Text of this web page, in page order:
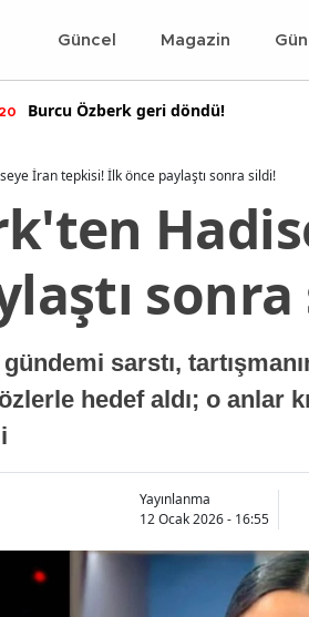
Güncel Magazin
Burcu Özberk geri döndü!
İran tepkisi! İlk önce paylaştı sonra sildi!
gündemi sarstı,
hedef aldı; o anlar
Yayınlanma
12 Ocak 2026 - 16:55